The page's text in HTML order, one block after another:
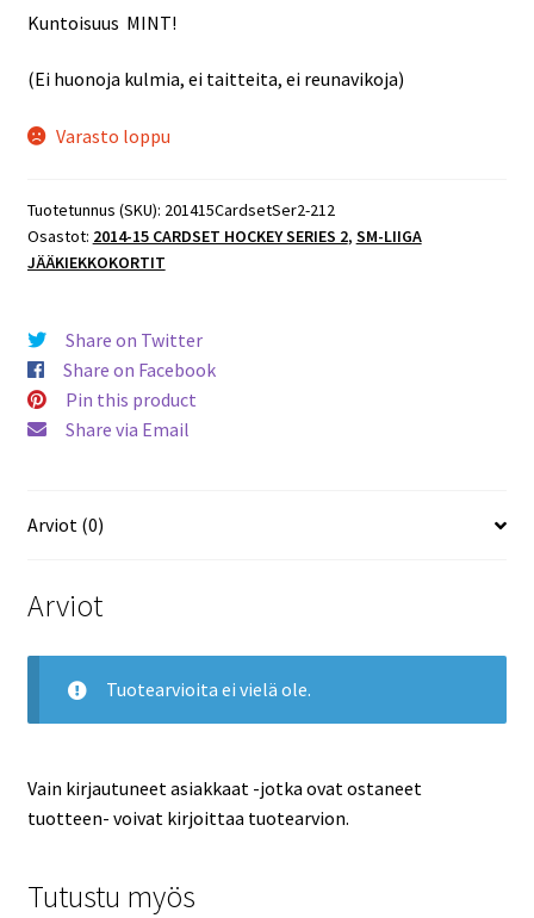
Kuntoisuus MINT!
(Ei huonoja kulmia, ei taitteita, ei reunavikoja)
Varasto loppu
Tuotetunnus (SKU): 201415CardsetSer2-212
Osastot: 2014-15 CARDSET HOCKEY SERIES 2, SM-LIIGA
JÄÄKIEKKOKORTIT
Share on Twitter
Share on Facebook
Pin this product
Share via Email
Arviot (0)
Arviot
Tuotearvioita ei vielä ole.
Vain kirjautuneet asiakkaat -jotka ovat ostaneet
tuotteen- voivat kirjoittaa tuotearvion.
Tutustu myös